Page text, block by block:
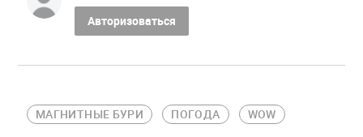
Авторизоваться
МАГНИТНЫЕ БУРИ ПОГОДА WOW